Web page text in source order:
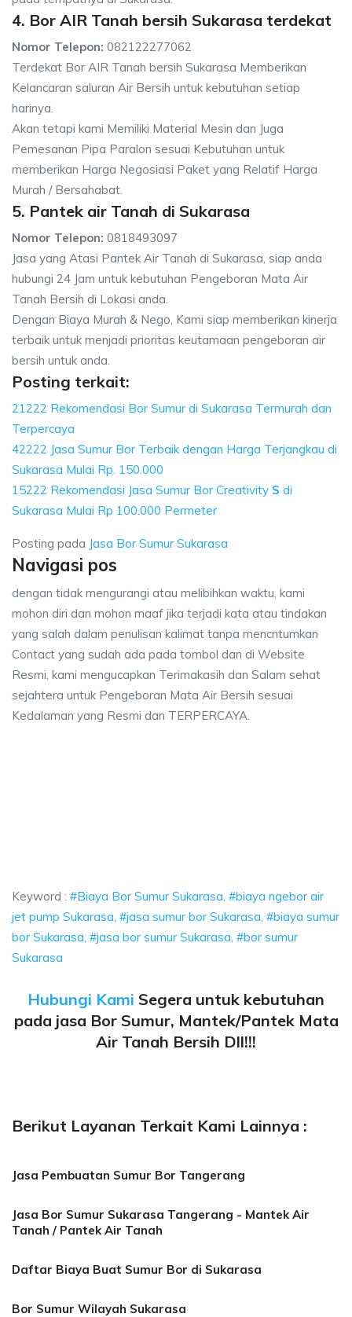
4. Bor AIR Tanah bersih Sukarasa terdekat
Nomor Telepon: 082122277062
Terdekat Bor AIR Tanah bersih Sukarasa Memberikan
Kelancaran saluran Air Bersih untuk kebutuhan setiap
harinya.
Akan tetapi kami Memiliki Material Mesin dan Juga
Pemesanan Pipa Paralon sesuai Kebutuhan untuk
memberikan Harga Negosiasi Paket yang Relatif Harga
Murah / Bersahabat.
5. Pantek air Tanah di Sukarasa
Nomor Telepon: 0818493097
Jasa yang Atasi Pantek Air Tanah di Sukarasa, siap anda
hubungi 24 Jam untuk kebutuhan Pengeboran Mata Air
Tanah Bersih di Lokasi anda.
Dengan Biaya Murah & Nego, Kami siap memberikan kinerja
terbaik untuk menjadi prioritas keutamaan pengeboran air
bersih untuk anda.
Posting terkait:
21222 Rekomendasi Bor Sumur di Sukarasa Termurah dan
Terpercaya
42222 Jasa Sumur Bor Terbaik dengan Harga Terjangkau di
Sukarasa Mulai Rp. 150.000
15222 Rekomendasi Jasa Sumur Bor Creativity S di
Sukarasa Mulai Rp 100.000 Permeter
Posting pada Jasa Bor Sumur Sukarasa
Navigasi pos
dengan tidak mengurangi atau melibihkan waktu, kami
mohon diri dan mohon maaf jika terjadi kata atau tindakan
yang salah dalam penulisan kalimat tanpa mencntumkan
Contact yang sudah ada pada tombol dan di Website
Resmi, kami mengucapkan Terimakasih dan Salam sehat
sejahtera untuk Pengeboran Mata Air Bersih sesuai
Kedalaman yang Resmi dan TERPERCAYA.
Keyword : #Biaya Bor Sumur Sukarasa, #biaya ngebor air
jet pump Sukarasa, #jasa sumur bor Sukarasa, #biaya sumur
bor Sukarasa, #jasa bor sumur Sukarasa, #bor sumur
Sukarasa
Hubungi Kami Segera untuk kebutuhan
pada jasa Bor Sumur, Mantek/Pantek Mata
Air Tanah Bersih Dll!!!
Berikut Layanan Terkait Kami Lainnya :
Jasa Pembuatan Sumur Bor Tangerang
Jasa Bor Sumur Sukarasa Tangerang - Mantek Air
Tanah / Pantek Air Tanah
Daftar Biaya Buat Sumur Bor di Sukarasa
Bor Sumur Wilayah Sukarasa